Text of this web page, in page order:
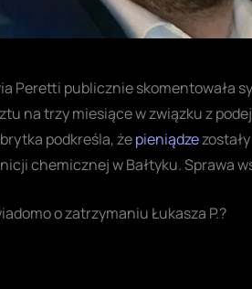
Peretti publicznie skomentowała
na trzy miesiące w związku z
podkreśla, żepieniądze
chemicznej w Bałtyku. Sprawa
o zatrzymaniu Łukasza P.?